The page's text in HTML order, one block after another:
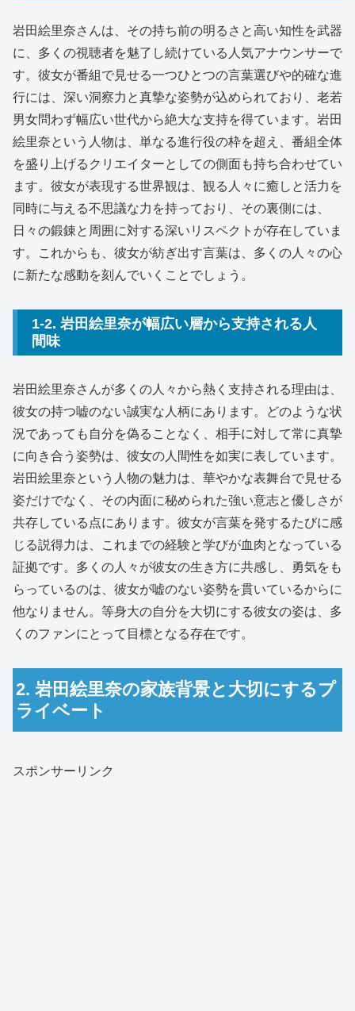
岩田絵里奈さんは、その持ち前の明るさと高い知性を武器
に、多くの視聴者を魅了し続けている人気アナウンサーで
す。彼女が番組で見せる一つひとつの言葉選びや的確な進
行には、深い洞察力と真摯な姿勢が込められており、老若
男女問わず幅広い世代から絶大な支持を得ています。岩田
絵里奈という人物は、単なる進行役の枠を超え、番組全体
を盛り上げるクリエイターとしての側面も持ち合わせてい
ます。彼女が表現する世界観は、観る人々に癒しと活力を
同時に与える不思議な力を持っており、その裏側には、
日々の鍛錬と周囲に対する深いリスペクトが存在していま
す。これからも、彼女が紡ぎ出す言葉は、多くの人々の心
に新たな感動を刻んでいくことでしょう。
1-2. 岩田絵里奈が幅広い層から支持される人
間味
岩田絵里奈さんが多くの人々から熱く支持される理由は、
彼女の持つ嘘のない誠実な人柄にあります。どのような状
況であっても自分を偽ることなく、相手に対して常に真摯
に向き合う姿勢は、彼女の人間性を如実に表しています。
岩田絵里奈という人物の魅力は、華やかな表舞台で見せる
姿だけでなく、その内面に秘められた強い意志と優しさが
共存している点にあります。彼女が言葉を発するたびに感
じる説得力は、これまでの経験と学びが血肉となっている
証拠です。多くの人々が彼女の生き方に共感し、勇気をも
らっているのは、彼女が嘘のない姿勢を貫いているからに
他なりません。等身大の自分を大切にする彼女の姿は、多
くのファンにとって目標となる存在です。
2. 岩田絵里奈の家族背景と大切にするプ
ライベート
スポンサーリンク